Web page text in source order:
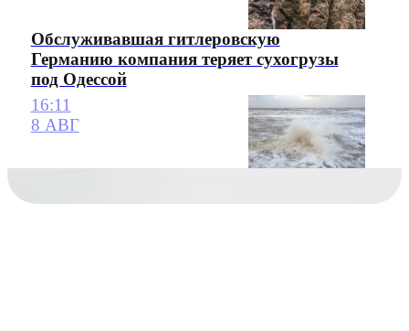
Обслуживавшая гитлеровскую
Германию компания теряет сухогрузы
под Одессой
16:11
8 АВГ